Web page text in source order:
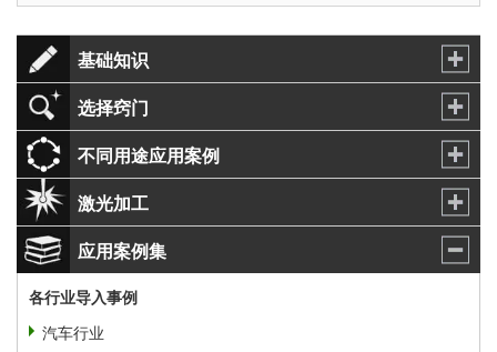
基础知识
选择窍门
不同用途应用案例
激光加工
应用案例集
各行业导入事例
汽车行业